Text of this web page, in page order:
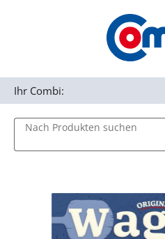
Zur Navigation springen
Nach Produkten suchen
Ihr Combi: